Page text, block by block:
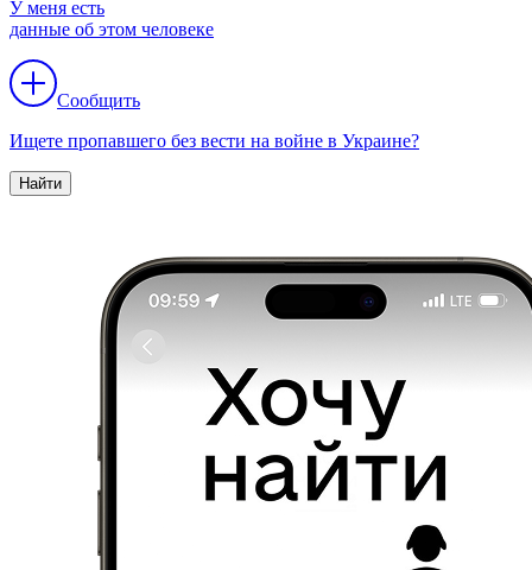
У меня есть
данные об этом человеке
Сообщить
Ищете пропавшего без вести на войне в Украине?
Найти